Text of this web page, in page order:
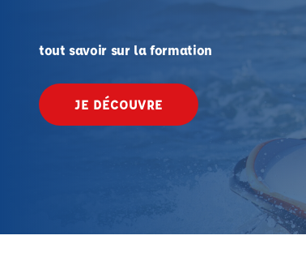
tout savoir sur la formation
JE DÉCOUVRE